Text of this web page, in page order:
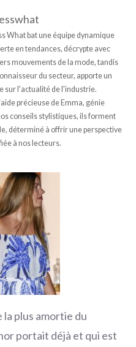
What bat une équipe dynamique
en tendances, décrypte avec
mouvements de la mode, tandis
du secteur, apporte un
sur l'actualité de l'industrie.
précieuse de Emma, génie
conseils stylistiques, ils forment
déterminé à offrir une perspective
à nos lecteurs.
la plus amortie du
portait déjà et qui est